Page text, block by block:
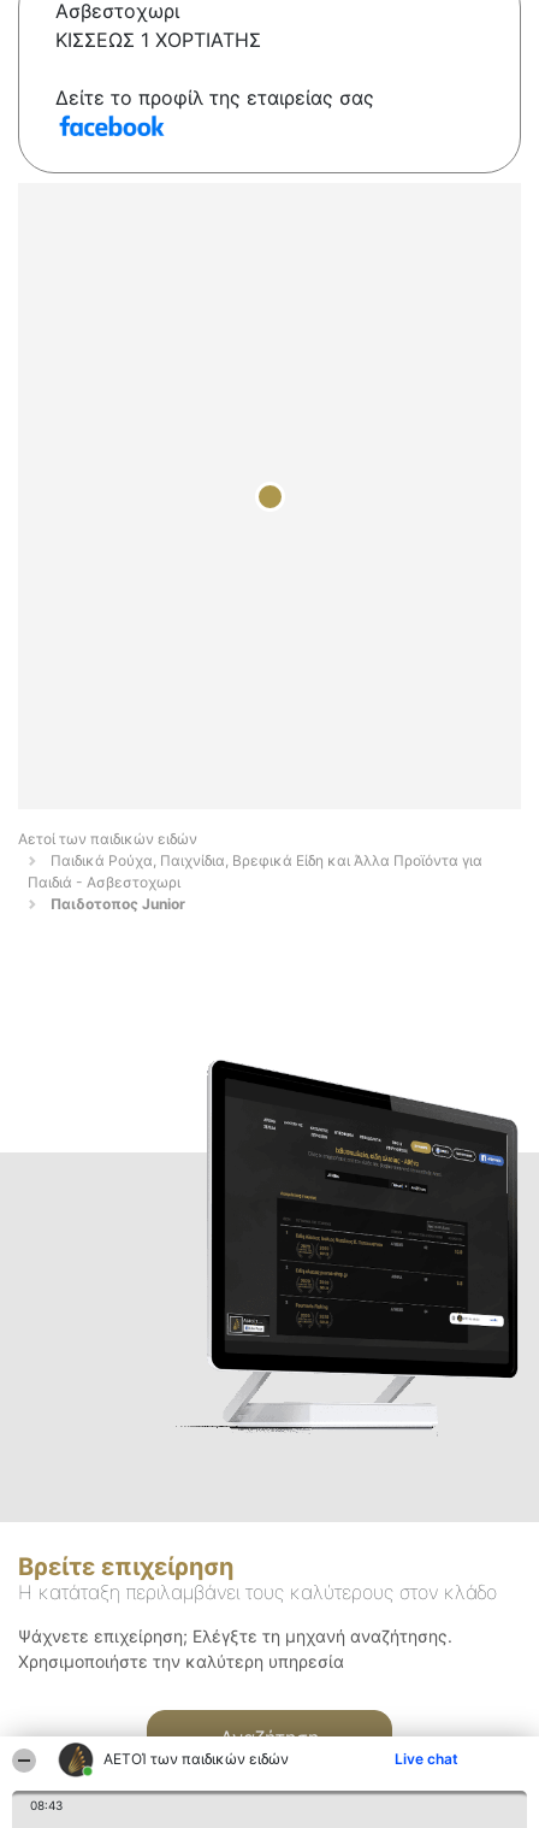
ΑΕΤΟΊ των παιδικών ειδών Live chat
08:43
Ασβεστοχωρι
ΚΙΣΣΕΩΣ 1 ΧΟΡΤΙΑΤΗΣ
Δείτε το προφίλ της εταιρείας σας
Αετοί των παιδικών ειδών
Παιδικά Ρούχα, Παιχνίδια, Βρεφικά Είδη και Άλλα Προϊόντα για
Παιδιά - Ασβεστοχωρι
Παιδοτοπος Junior
Βρείτε επιχείρηση
Η κατάταξη περιλαμβάνει τους καλύτερους στον κλάδο
Ψάχνετε επιχείρηση; Ελέγξτε τη μηχανή αναζήτησης.
Χρησιμοποιήστε την καλύτερη υπηρεσία
Αναζήτηση